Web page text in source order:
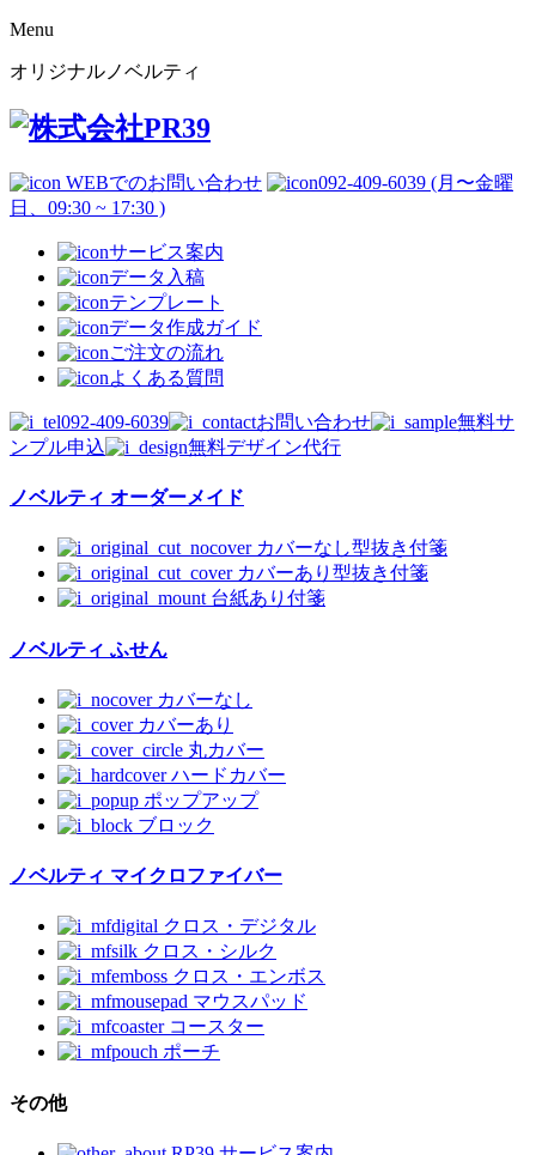
Menu
オリジナルノベルティ
WEBでのお問い合わせ
092-409-6039 (月〜金曜
日、09:30 ~ 17:30 )
サービス案内
データ入稿
テンプレート
データ作成ガイド
ご注文の流れ
よくある質問
092-409-6039 お問い合わせ
無料サ
ンプル申込
無料デザイン代行
ノベルティ オーダーメイド
カバーなし型抜き付箋
カバーあり型抜き付箋
台紙あり付箋
ノベルティ ふせん
カバーなし
カバーあり
丸カバー
ハードカバー
ポップアップ
ブロック
ノベルティ マイクロファイバー
クロス・デジタル
クロス・シルク
クロス・エンボス
マウスパッド
コースター
ポーチ
その他